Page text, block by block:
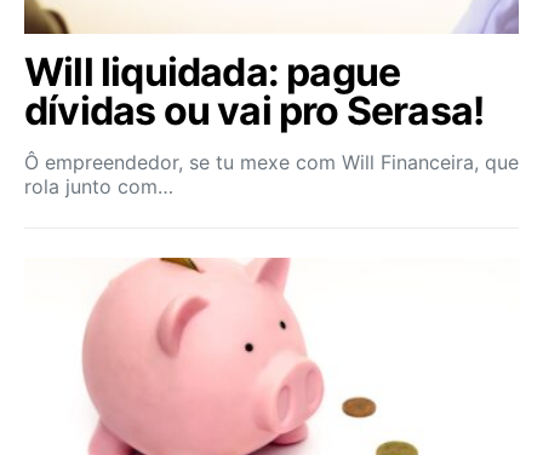
Will liquidada: pague
dívidas ou vai pro Serasa!
Ô empreendedor, se tu mexe com Will Financeira, que
rola junto com…